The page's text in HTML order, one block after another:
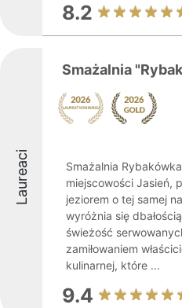
8.2
Laureaci
Smażalnia
Smażalnia
miejscowości Jasień,
jeziorem o tej samej
wyróżnia się
świeżość
zamiłowaniem
kulinarnej, które ...
9.4